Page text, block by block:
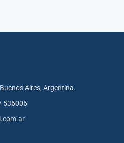
Aires, Argentina.
536006